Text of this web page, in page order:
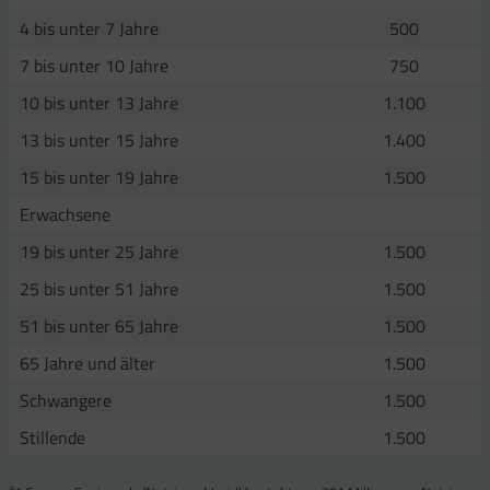
4 bis unter 7 Jahre
500
7 bis unter 10 Jahre
750
10 bis unter 13 Jahre
1.100
13 bis unter 15 Jahre
1.400
15 bis unter 19 Jahre
1.500
Erwachsene
19 bis unter 25 Jahre
1.500
25 bis unter 51 Jahre
1.500
51 bis unter 65 Jahre
1.500
65 Jahre und älter
1.500
Schwangere
1.500
Stillende
1.500